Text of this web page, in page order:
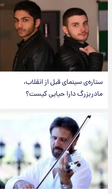
ستاره‌ی سینمای قبل از انقلاب،
مادربزرگ دارا حیایی کیست؟